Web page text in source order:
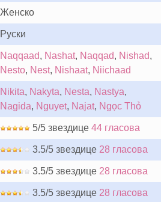
Женско
Руски
Naqqaad, Nashat, Naqqad, Nishad,
Nesto, Nest, Nishaat, Niichaad
Nikita, Nakyta, Nesta, Nastya,
Nagida, Nguyet, Najat, Ngọc Thỏ
5/5 звездице 44 гласова
3.5/5 звездице 28 гласова
3.5/5 звездице 28 гласова
3.5/5 звездице 28 гласова